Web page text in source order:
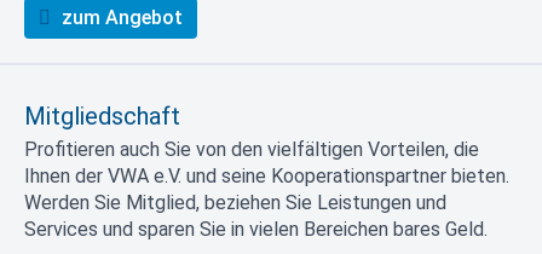
zum Angebot
Mitgliedschaft
Profitieren auch Sie von den vielfältigen Vorteilen, die
Ihnen der VWA e.V. und seine Kooperationspartner bieten.
Werden Sie Mitglied, beziehen Sie Leistungen und
Services und sparen Sie in vielen Bereichen bares Geld.